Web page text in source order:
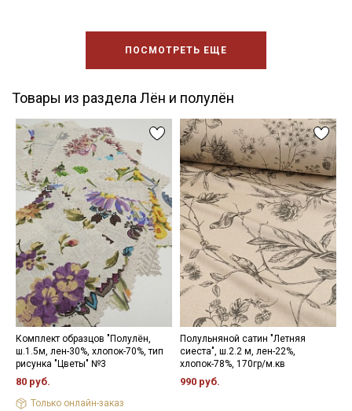
ПОСМОТРЕТЬ ЕЩЕ
Товары из раздела Лён и полулён
Комплект образцов "Полулён,
ш.1.5м, лен-30%, хлопок-70%, тип
рисунка "Цветы" №3
80 руб.
Только онлайн-заказ
Полульняной сатин "Летняя
сиеста", ш.2.2 м, лен-22%,
хлопок-78%, 170гр/м.кв
990 руб.